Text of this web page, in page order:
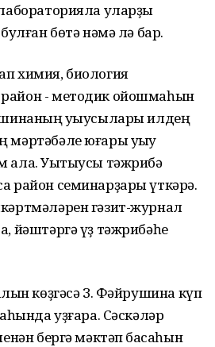
уларҙы
бөтә нәмә лә бар.
химия, биология
- методик ойошмаһын
уҡыусылары илдең
мәртәбәле юғары уҡыу
ала. Уҡытыусы тәжрибә
район семинарҙары үткәрә.
гәзит-журнал
йәштәргә үҙ тәжрибәһе
көҙгәсә З. Фәйрушина күп
уҙғара. Сәскәләр
бергә мәктәп баҡсаһын